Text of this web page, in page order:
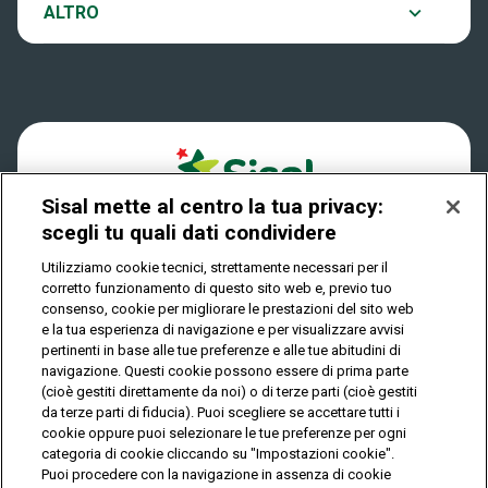
Play Your Date
Dove si gioca
Quanto si vince
Come riscuotere
ALTRO
Notifiche
Privacy
IL GIOCO È VIETATO AI MINORI E PUÒ CAUSARE
DIPENDENZA PATOLOGICA
© Copyright Sisal Italia S.p.A. - P.I. 02433760135
Privacy Cookies
Mappa
del
sito
Sisal mette al centro la tua privacy:
scegli tu quali dati condividere
Utilizziamo cookie tecnici, strettamente necessari per il
corretto funzionamento di questo sito web e, previo tuo
consenso, cookie per migliorare le prestazioni del sito web
e la tua esperienza di navigazione e per visualizzare avvisi
pertinenti in base alle tue preferenze e alle tue abitudini di
navigazione. Questi cookie possono essere di prima parte
(cioè gestiti direttamente da noi) o di terze parti (cioè gestiti
da terze parti di fiducia). Puoi scegliere se accettare tutti i
cookie oppure puoi selezionare le tue preferenze per ogni
categoria di cookie cliccando su "Impostazioni cookie".
Puoi procedere con la navigazione in assenza di cookie